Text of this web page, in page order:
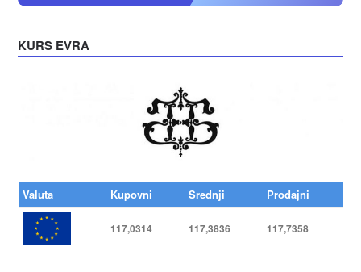
KURS EVRA
Valuta Kupovni Srednji Prodajni
117,0314 117,3836 117,7358